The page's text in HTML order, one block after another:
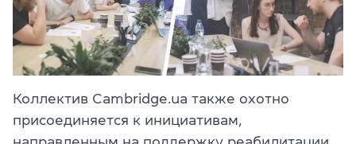
Коллектив Cambridge.ua также охотно
присоединяется к инициативам,